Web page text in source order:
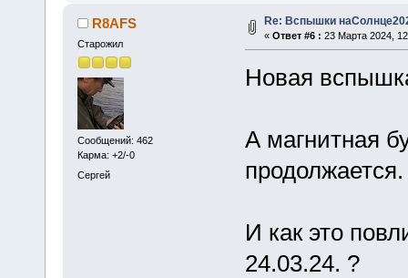
R8AFS
Старожил
Сообщений: 462
Карма: +2/-0
Сергей
Re: Вспышки
« Ответ #6 : 23 Марта 2024,
Новая
А магнитная
продолжается.
И как это
24.03.24. ?